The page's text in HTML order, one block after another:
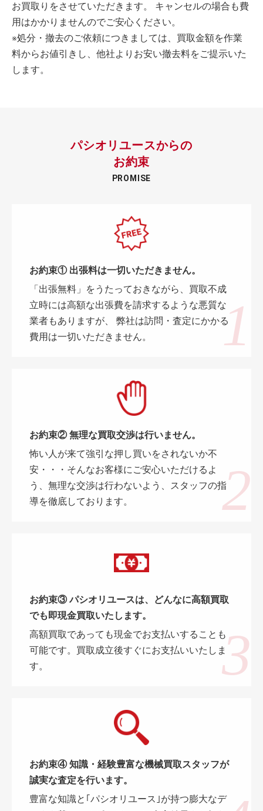
お買取りをさせていただきます。 キャンセルの場合も費
用はかかりませんのでご安心ください。
※処分・撤去のご依頼につきましては、買取金額を作業
料からお値引きし、他社よりお安い撤去料をご提示いた
します。
パシオリユースからの
お約束
PROMISE
お約束① 出張料は一切いただきません。
「出張無料」をうたっておきながら、買取不成
立時には高額な出張費を請求するような悪質な
業者もありますが、 弊社は訪問・査定にかかる
費用は一切いただきません。
お約束② 無理な買取交渉は行いません。
怖い人が来て強引な押し買いをされないか不
安・・・そんなお客様にご安心いただけるよ
う、無理な交渉は行わないよう、スタッフの指
導を徹底しております。
お約束③ パシオリユースは、どんなに高額買取
でも即現金買取いたします。
高額買取であっても現金でお支払いすることも
可能です。買取成立後すぐにお支払いいたしま
す。
お約束④ 知識・経験豊富な機械買取スタッフが
誠実な査定を行います。
豊富な知識と｢パシオリユース｣が持つ膨大なデ